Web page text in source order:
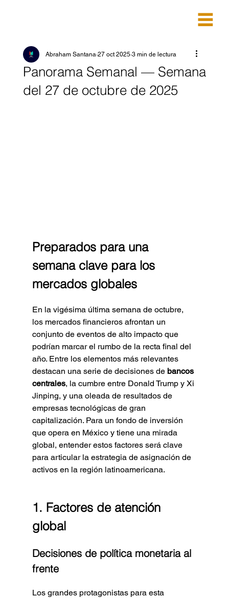
Panorama Semanal — Semana
del 27 de octubre de 2025
Abraham Santana 27 oct 2025 3 min de lectura
Preparados para una
semana clave para los
mercados globales
En la vigésima última semana de octubre,
los mercados financieros afrontan un
conjunto de eventos de alto impacto que
podrían marcar el rumbo de la recta final del
año. Entre los elementos más relevantes
destacan una serie de decisiones de bancos
centrales, la cumbre entre Donald Trump y Xi
Jinping, y una oleada de resultados de
empresas tecnológicas de gran
capitalización. Para un fondo de inversión
que opera en México y tiene una mirada
global, entender estos factores será clave
para articular la estrategia de asignación de
activos en la región latinoamericana.
1. Factores de atención
global
Decisiones de política monetaria al
frente
Los grandes protagonistas para esta